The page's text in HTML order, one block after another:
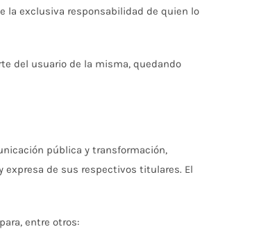
la exclusiva responsabilidad de quien lo
del usuario de la misma, quedando
pública y transformación,
de sus respectivos titulares. El
entre otros: